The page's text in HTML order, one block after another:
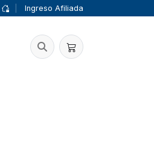
Ingreso Afiliada